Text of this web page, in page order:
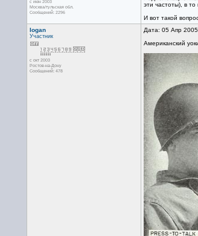
с июн 2003
Москва/тульская обл.
Сообщений: 2296
эти частоты), в
И вот такой
Iogan
Участник
с окт 2003
Ростов-на-Дону
Сообщений: 478
Дата: 05 Апр
Американский